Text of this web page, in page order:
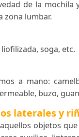
de dormir y